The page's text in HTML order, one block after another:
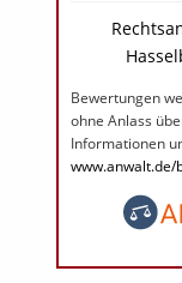
Bewertungen
ohne Anlass
Informationen